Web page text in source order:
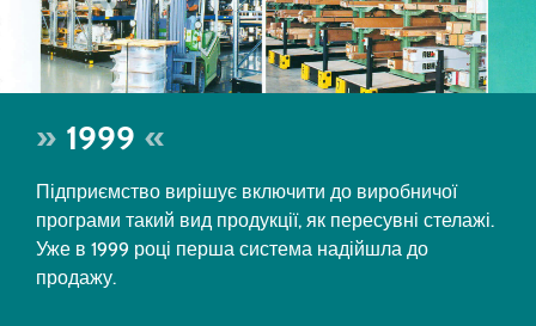
1999
Підприємство вирішує включити до виробничої
програми такий вид продукції, як пересувні стелажі.
Уже в 1999 році перша система надійшла до
продажу.